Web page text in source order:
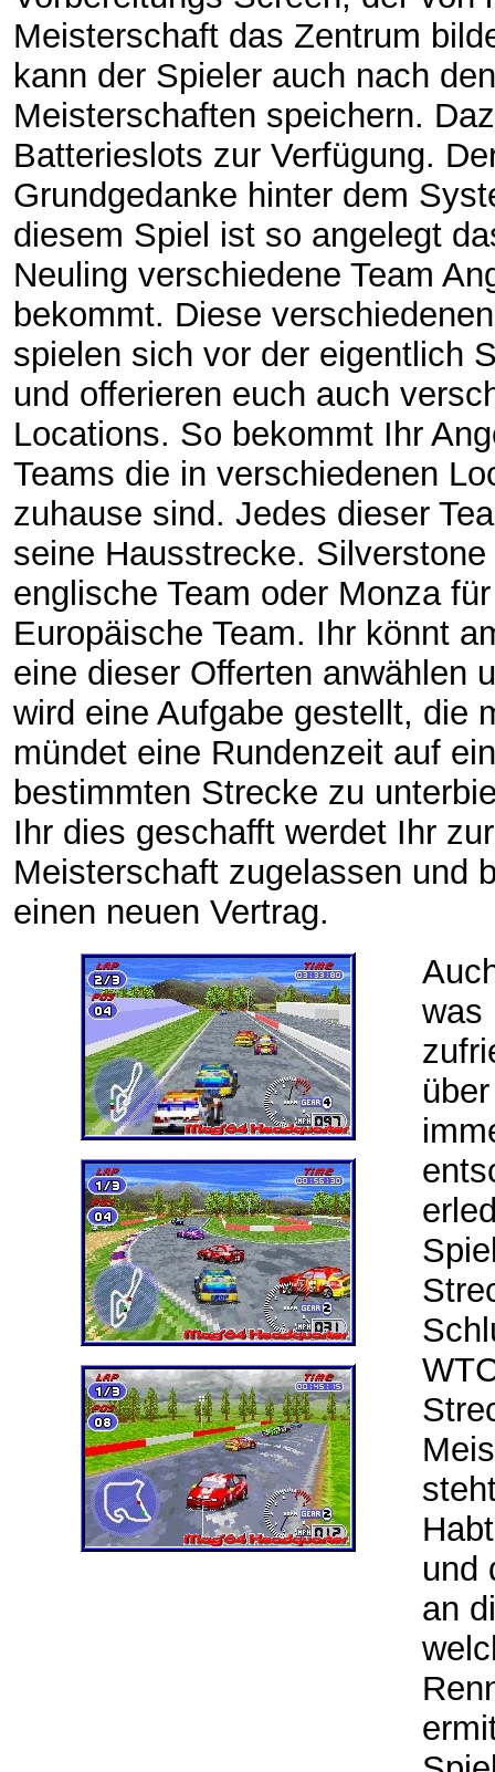
Meisterschaft das Zentrum
kann der Spieler auch nach
Meisterschaften speichern.
Batterieslots zur Verfügung.
Grundgedanke hinter dem
diesem Spiel ist so angelegt
Neuling verschiedene Team
bekommt. Diese
spielen sich vor der eigentlich
und offerieren euch auch
Locations. So bekommt Ihr
Teams die in verschiedenen
zuhause sind. Jedes dieser
seine Hausstrecke.
englische Team oder Monza
Europäische Team. Ihr könnt
eine dieser Offerten anwählen
wird eine Aufgabe gestellt, die
mündet eine Rundenzeit auf
bestimmten Strecke zu
Ihr dies geschafft werdet Ihr
Meisterschaft zugelassen und
einen neuen Vertrag.
was
und
an